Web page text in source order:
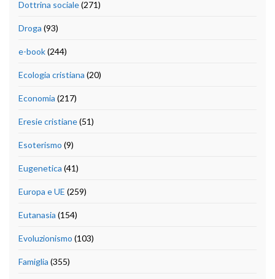
Dottrina sociale(271)
Droga (93)
e-book(244)
Ecologia cristiana (20)
Economia (217)
Eresie cristiane(51)
Esoterismo (9)
Eugenetica (41)
Europa e UE (259)
Eutanasia (154)
Evoluzionismo (103)
Famiglia (355)